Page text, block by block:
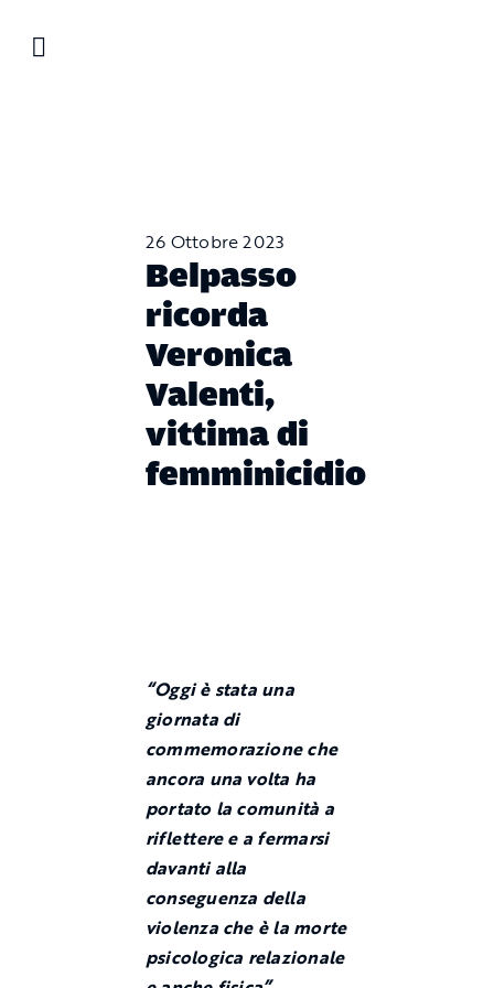
26 Ottobre 2023
Belpasso
ricorda
Veronica
Valenti,
vittima di
femminicidio
“Oggi è stata una
giornata di
commemorazione che
ancora una volta ha
portato la comunità a
riflettere e a fermarsi
davanti alla
conseguenza della
violenza che è la morte
psicologica relazionale